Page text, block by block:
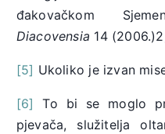
đakovačkom
Diacovensia 14
[5] Ukoliko je izvan
[6]
To bi se moglo
pjevača, služitelja